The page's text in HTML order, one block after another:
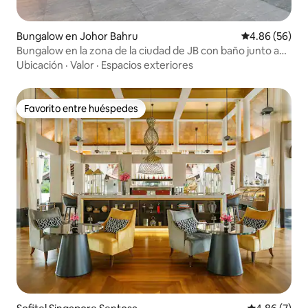
Bungalow en Johor Bahru Calificación
4.86 (56)
Bungalow en la zona de la ciudad de JB con baño junto a
un rincón urbano
Ubicación · Valor · Espacios exteriores
Favorito entre huéspedes
Favorito entre huéspedes